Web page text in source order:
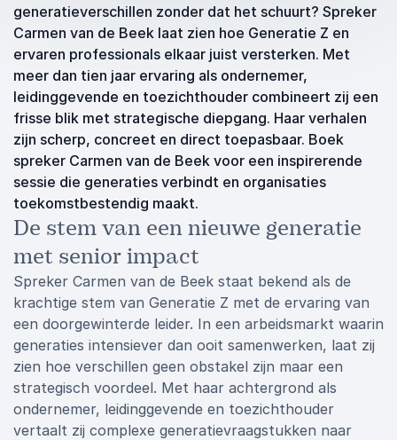
generatieverschillen zonder dat het schuurt? Spreker
Carmen van de Beek laat zien hoe Generatie Z en
ervaren professionals elkaar juist versterken. Met
meer dan tien jaar ervaring als ondernemer,
leidinggevende en toezichthouder combineert zij een
frisse blik met strategische diepgang. Haar verhalen
zijn scherp, concreet en direct toepasbaar. Boek
spreker Carmen van de Beek voor een inspirerende
sessie die generaties verbindt en organisaties
toekomstbestendig maakt.
De stem van een nieuwe generatie
met senior impact
Spreker Carmen van de Beek staat bekend als de
krachtige stem van Generatie Z met de ervaring van
een doorgewinterde leider. In een arbeidsmarkt waarin
generaties intensiever dan ooit samenwerken, laat zij
zien hoe verschillen geen obstakel zijn maar een
strategisch voordeel. Met haar achtergrond als
ondernemer, leidinggevende en toezichthouder
vertaalt zij complexe generatievraagstukken naar